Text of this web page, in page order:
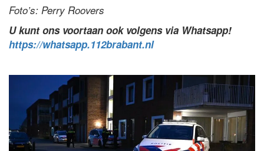
Foto’s: Perry Roovers
U kunt ons voortaan ook volgens via Whatsapp!
https://whatsapp.112brabant.nl